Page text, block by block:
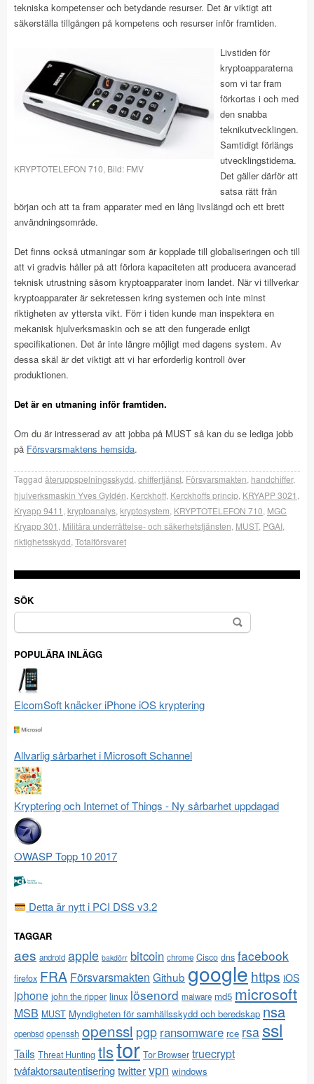
tekniska kompetenser och betydande resurser. Det är viktigt att
säkerställa tillgången på kompetens och resurser inför framtiden.
KRYPTOTELEFON 710, Bild: FMV
Livstiden för
kryptoapparaterna
som vi tar fram
förkortas i och med
den snabba
teknikutvecklingen.
Samtidigt förlängs
utvecklingstiderna.
Det gäller därför att
satsa rätt från
början och att ta fram apparater med en lång livslängd och ett brett
användningsområde.
Det finns också utmaningar som är kopplade till globaliseringen och till
att vi gradvis håller på att förlora kapaciteten att producera avancerad
teknisk utrustning såsom kryptoapparater inom landet. När vi tillverkar
kryptoapparater är sekretessen kring systemen och inte minst
riktigheten av yttersta vikt. Förr i tiden kunde man inspektera en
mekanisk hjulverksmaskin och se att den fungerade enligt
specifikationen. Det är inte längre möjligt med dagens system. Av
dessa skäl är det viktigt att vi har erforderlig kontroll över
produktionen.
Det är en utmaning inför framtiden.
Om du är intresserad av att jobba på MUST så kan du se lediga jobb
på Försvarsmaktens hemsida.
Taggad återuppspelningsskydd chiffertjänst Försvarsmakten handchiffer,
hjulverksmaskin Yves Gyldén Kerckhoff Kerckhoffs princip KRYAPP 3021
Kryapp 9411 kryptoanalys kryptosystem KRYPTOTELEFON 710 MGC
Kryapp 301 Militära underrättelse- och säkerhetstjänsten MUST, PGAI
riktighetsskydd Totalförsvaret
SÖK
Sök
efter:
POPULÄRA INLÄGG
ElcomSoft knäcker iPhone iOS kryptering
Allvarlig sårbarhet i Microsoft Schannel
Kryptering och Internet of Things - Ny sårbarhet uppdagad
OWASP Topp 10 2017
Detta är nytt i PCI DSS v3.2
TAGGAR
aes android apple bakdörr bitcoin chrome Cisco dns facebook
firefox FRA Försvarsmakten Github google https iOS
iphone john the ripper linux lösenord malware md5 microsoft
MSB MUST Myndigheten för samhällsskydd och beredskap nsa
openbsd openssh openssl pgp ransomware rce rsa ssl
Tails Threat Hunting tlstor Tor Browser truecrypt
tvåfaktorsautentiseringtwittervpn windows